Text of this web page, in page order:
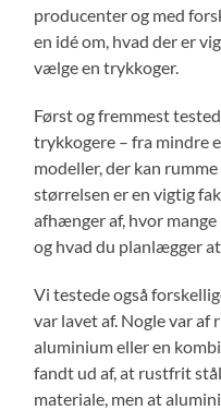
producenter og med
en idé om, hvad der er
vælge en trykkoger.
Først og fremmest
trykkogere – fra mindre
modeller, der kan
størrelsen er en vigtig
afhænger af, hvor mange
og hvad du planlægger
Vi testede også
var lavet af. Nogle var af
aluminium eller en
fandt ud af, at rustfrit
materiale, men at